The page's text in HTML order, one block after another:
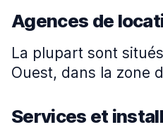
Agences de
La plupart sont
Ouest, dans la zone
Services et